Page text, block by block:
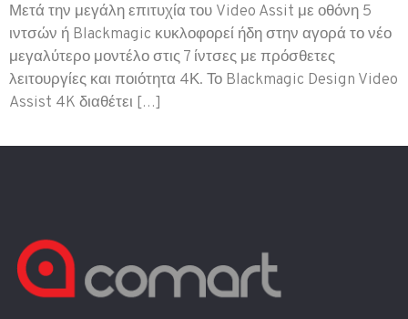
Μετά την μεγάλη επιτυχία του Video Assit με οθόνη 5
ιντσών ή Blackmagic κυκλοφορεί ήδη στην αγορά το νέο
μεγαλύτερο μοντέλο στις 7 ίντσες με πρόσθετες
λειτουργίες και ποιότητα 4Κ. Το Blackmagic Design Video
Assist 4K διαθέτει […]